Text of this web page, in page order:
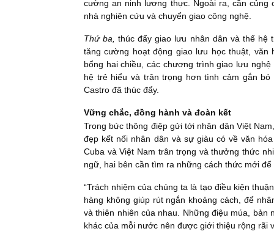
cường an ninh lương thực. Ngoài ra, cần
nhà nghiên cứu và chuyển giao công nghệ.
Thứ ba,
thúc đẩy giao lưu nhân dân và thế
tăng cường hoạt động giao lưu học thuật,
bổng hai chiều, các chương trình giao lưu
hệ trẻ hiểu và trân trọng hơn tình cảm gắn
Castro đã thúc đẩy.
Vững chắc, đồng hành và đoàn kết
Trong bức thông điệp gửi tới nhân dân Việt
đẹp kết nối nhân dân và sự giàu có về văn
Cuba và Việt Nam trân trọng và thưởng thức
ngữ, hai bên cần tìm ra những cách thức mới
“Trách nhiệm của chúng ta là tạo điều kiện
hàng không giúp rút ngắn khoảng cách, để
và thiên nhiên của nhau. Những điệu múa, bản
khác của mỗi nước nên được giới thiệu rộng rãi